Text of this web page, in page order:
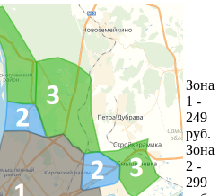
Зона
1 -
249
руб.
Зона
2 -
299